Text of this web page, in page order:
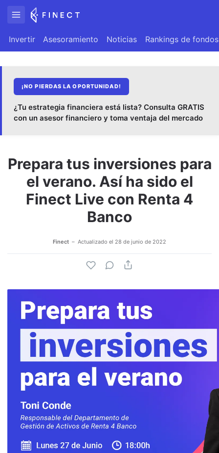
Invertir Asesoramiento Noticias Rankings de fondos
¡NO PIERDAS LA OPORTUNIDAD!
¿Tu estrategia financiera está lista? Consulta GRATIS
con un asesor financiero y toma ventaja del mercado
Prepara tus inversiones para
el verano. Así ha sido el
Finect Live con Renta 4
Banco
Finect Actualizado el 28 de junio de 2022